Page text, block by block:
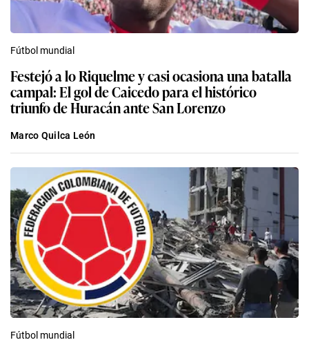
Fútbol mundial
Festejó a lo Riquelme y casi ocasiona una batalla
campal: El gol de Caicedo para el histórico
triunfo de Huracán ante San Lorenzo
Marco Quilca León
Fútbol mundial